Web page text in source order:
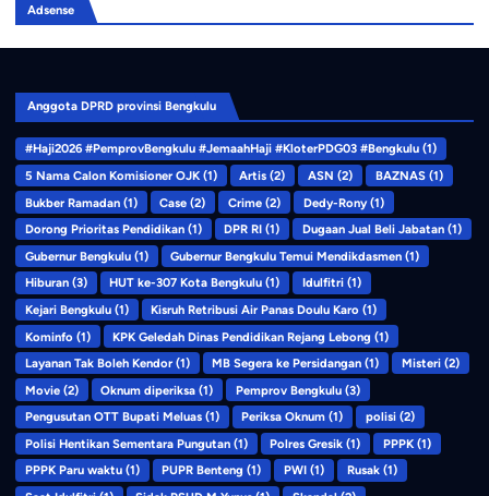
Adsense
Anggota DPRD provinsi Bengkulu
#Haji2026 #PemprovBengkulu #JemaahHaji #KloterPDG03 #Bengkulu(1)
5 Nama Calon Komisioner OJK(1) Artis (2) ASN (2) BAZNAS (1)
Bukber Ramadan(1) Case (2) Crime (2) Dedy-Rony(1)
Dorong Prioritas Pendidikan(1) DPR RI (1) Dugaan Jual Beli Jabatan (1)
Gubernur Bengkulu(1) Gubernur Bengkulu Temui Mendikdasmen (1)
Hiburan(3) HUT ke-307 Kota Bengkulu (1) Idulfitri (1)
Kejari Bengkulu(1) Kisruh Retribusi Air Panas Doulu Karo (1)
Kominfo(1) KPK Geledah Dinas Pendidikan Rejang Lebong (1)
Layanan Tak Boleh Kendor(1) MB Segera ke Persidangan (1) Misteri (2)
Movie(2) Oknum diperiksa (1) Pemprov Bengkulu (3)
Pengusutan OTT Bupati Meluas(1) Periksa Oknum (1) polisi (2)
Polisi Hentikan Sementara Pungutan(1) Polres Gresik (1) PPPK (1)
PPPK Paru waktu(1) PUPR Benteng (1) PWI (1) Rusak (1)